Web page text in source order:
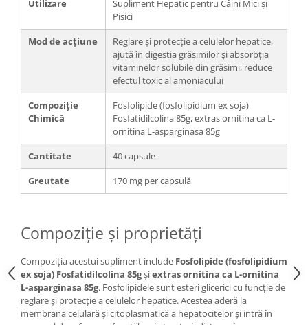
Utilizare
Supliment Hepatic pentru Câini Mici și
Pisici
Mod de acțiune
Reglare și protecție a celulelor hepatice,
ajută în digestia grăsimilor și absorbția
vitaminelor solubile din grăsimi, reduce
efectul toxic al amoniacului
Compoziție
Chimică
Fosfolipide (fosfolipidium ex soja)
Fosfatidilcolina 85g, extras ornitina ca L-
ornitina L-asparginasa 85g
Cantitate
40 capsule
Greutate
170 mg per capsulă
Compoziție și proprietăți
Compoziția acestui supliment include Fosfolipide (fosfolipidium
ex soja) Fosfatidilcolina 85gșiextras ornitina ca L-ornitina
L-asparginasa 85g. Fosfolipidele sunt esteri glicerici cu funcție de
reglare și protecție a celulelor hepatice. Acestea aderă la
membrana celulară și citoplasmatică a hepatocitelor și intră în